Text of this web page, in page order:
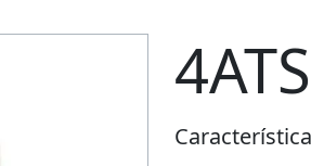
4ATS